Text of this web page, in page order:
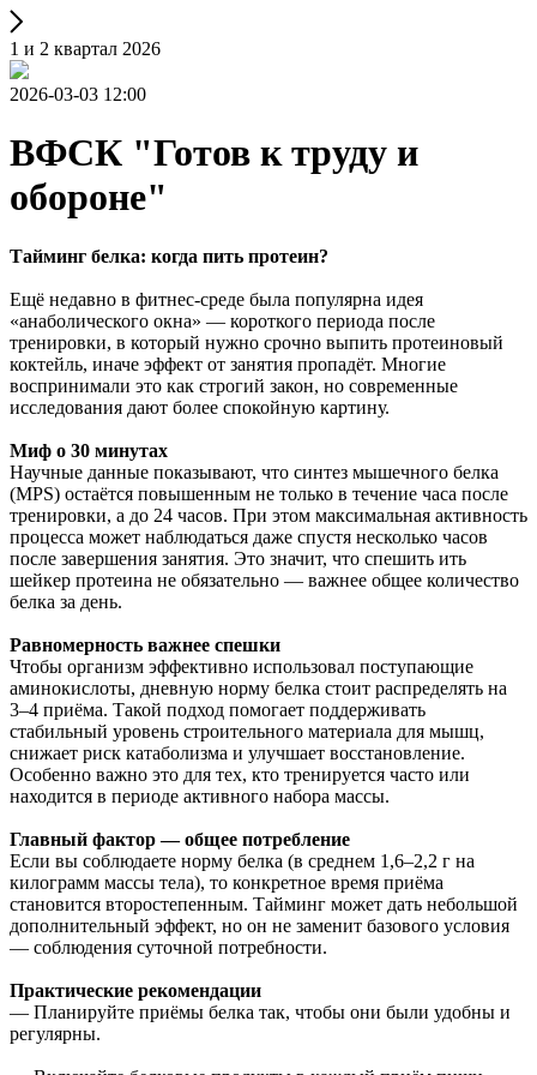
1 и 2 квартал 2026
2026-03-03 12:00
ВФСК "Готов к труду и
обороне"
Тайминг белка: когда пить протеин?
Ещё недавно в фитнес-среде была популярна идея
«анаболического окна» — короткого периода после
тренировки, в который нужно срочно выпить протеиновый
коктейль, иначе эффект от занятия пропадёт. Многие
воспринимали это как строгий закон, но современные
исследования дают более спокойную картину.
Миф о 30 минутах
Научные данные показывают, что синтез мышечного белка
(MPS) остаётся повышенным не только в течение часа после
тренировки, а до 24 часов. При этом максимальная активность
процесса может наблюдаться даже спустя несколько часов
после завершения занятия. Это значит, что спешить ить
шейкер протеина не обязательно — важнее общее количество
белка за день.
Равномерность важнее спешки
Чтобы организм эффективно использовал поступающие
аминокислоты, дневную норму белка стоит распределять на
3–4 приёма. Такой подход помогает поддерживать
стабильный уровень строительного материала для мышц,
снижает риск катаболизма и улучшает восстановление.
Особенно важно это для тех, кто тренируется часто или
находится в периоде активного набора массы.
Главный фактор — общее потребление
Если вы соблюдаете норму белка (в среднем 1,6–2,2 г на
килограмм массы тела), то конкретное время приёма
становится второстепенным. Тайминг может дать небольшой
дополнительный эффект, но он не заменит базового условия
— соблюдения суточной потребности.
Практические рекомендации
— Планируйте приёмы белка так, чтобы они были удобны и
регулярны.